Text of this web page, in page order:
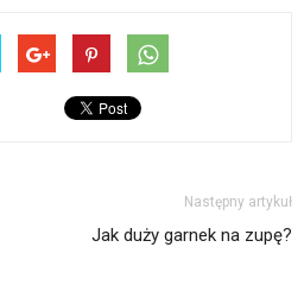
Następny artykuł
Jak duży garnek na zupę?